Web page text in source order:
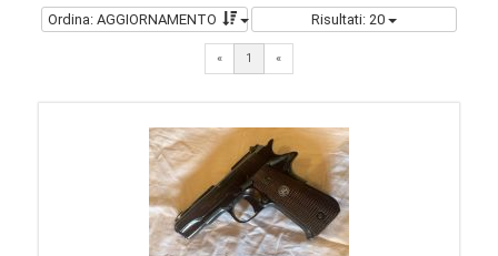
Ordina: AGGIORNAMENTO Risultati: 20
« 1 «